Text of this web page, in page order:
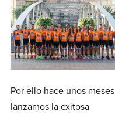
Por ello hace unos meses
lanzamos la exitosa